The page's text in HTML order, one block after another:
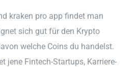
kraken pro app findet man
sich gut für den Krypto
welche Coins du handelst.
jene Fintech-Startups, Karriere-